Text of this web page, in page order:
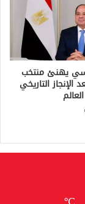
يهنئ منتخب
الإنجاز التاريخي